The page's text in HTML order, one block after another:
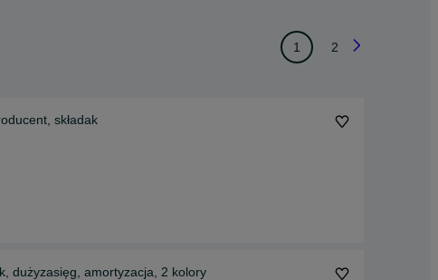
1 2
składak
dużyzasięg, amortyzacja, 2 kolory